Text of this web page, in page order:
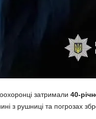
затримали 40-
з рушниці та погрозах